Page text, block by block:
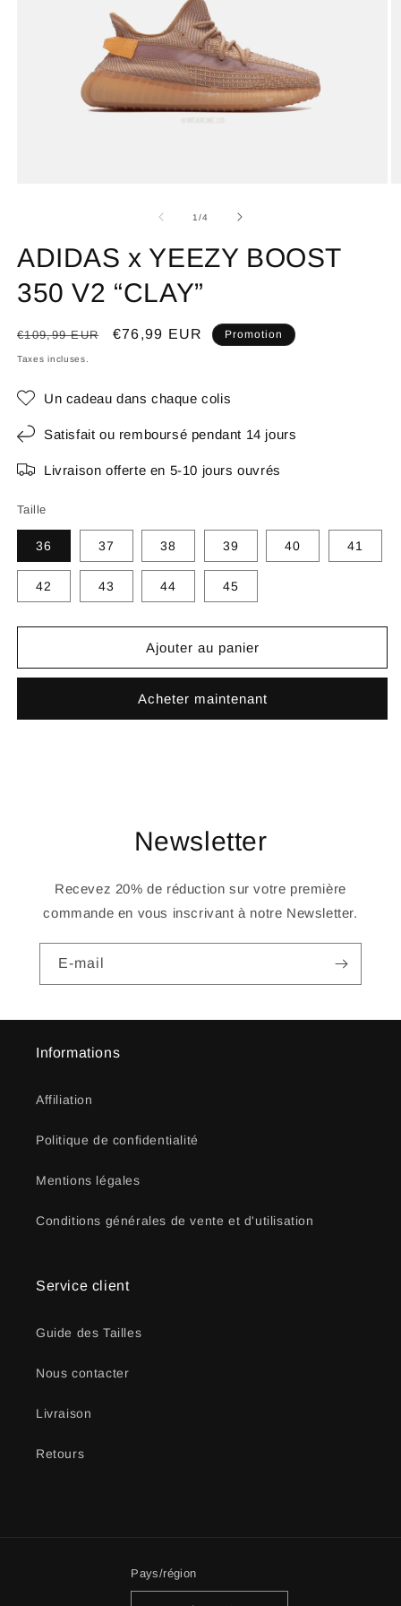
1/de
4
ADIDAS x YEEZY BOOST
350 V2 “CLAY”
Prix
habituel
€109,99 EUR
Prix
€76,99 EUR Promotion
Taxes incluses.
Un cadeau dans chaque colis
Satisfait ou remboursé pendant 14 jours
Livraison offerte en 5-10 jours ouvrés
Taille
36 37 38 39 40 41
42 43 44 45
Ajouter au panier
Acheter maintenant
Newsletter
Recevez 20% de réduction sur votre première
commande en vous inscrivant à notre Newsletter.
E-mail
Informations
Affiliation
Politique de confidentialité
Mentions légales
Conditions générales de vente et d'utilisation
Service client
Guide des Tailles
Nous contacter
Livraison
Retours
Pays/région